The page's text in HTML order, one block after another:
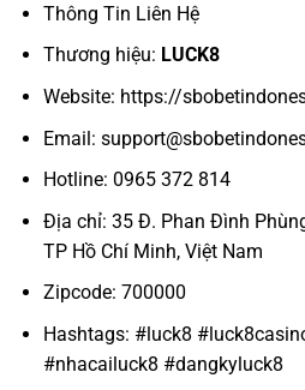
Thông Tin Liên Hệ
Thương hiệu: LUCK8
Website: https://
Email:
Hotline: 0965 372 814
Địa chỉ: 35 Đ. Phan Đình
TP Hồ Chí Minh, Việt Nam
Zipcode: 700000
Hashtags: #luck8
#nhacailuck8 #dangkyluck8